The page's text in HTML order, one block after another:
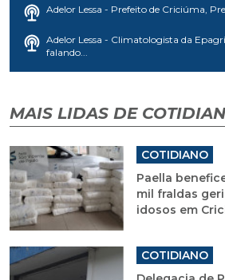
Adelor Lessa - Prefeito de Criciúma,
Adelor Lessa - Climatologista da
falando...
MAIS LIDAS DE
COTIDIANO
Paella
mil fraldas
idosos em
COTIDIANO